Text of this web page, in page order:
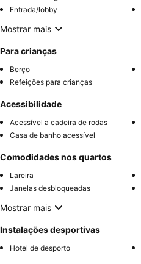
Entrada/lobby
Mostrar mais
Para crianças
Berço
Refeições para crianças
Acessibilidade
Acessível a cadeira de rodas
Casa de banho acessível
Comodidades nos quartos
Lareira
Janelas desbloqueadas
Mostrar mais
Instalações desportivas
Hotel de desporto